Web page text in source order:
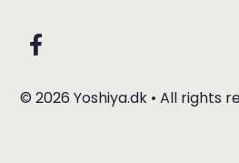
© 2026 Yoshiya.dk • All rights